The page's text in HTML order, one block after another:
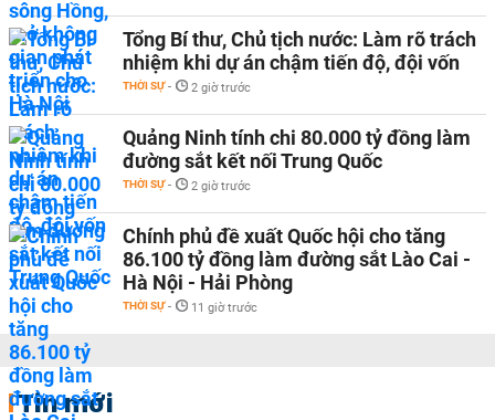
Tổng Bí thư, Chủ tịch nước: Làm rõ trách
nhiệm khi dự án chậm tiến độ, đội vốn
THỜI SỰ - 2 giờ trước
Quảng Ninh tính chi 80.000 tỷ đồng làm
đường sắt kết nối Trung Quốc
THỜI SỰ - 2 giờ trước
Chính phủ đề xuất Quốc hội cho tăng
86.100 tỷ đồng làm đường sắt Lào Cai -
Hà Nội - Hải Phòng
THỜI SỰ - 11 giờ trước
Tin mới